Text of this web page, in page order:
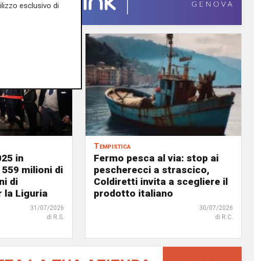
in
milioni di
di
la Liguria
31/07/2026
di R.S.
Tempistica
Fermo pesca al via: stop ai
pescherecci a strascico,
Coldiretti invita a scegliere il
prodotto italiano
30/07/2026
di R.C.
esclusivo di